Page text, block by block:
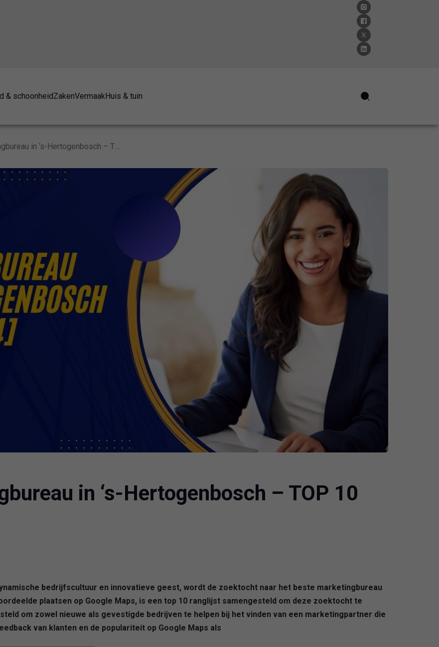
& schoonheidZakenVermaakHuis & tuin
in ‘s-Hertogenbosch – TOP 10
bedrijfscultuur en innovatieve geest, wordt de zoektocht naar het beste marketingbureau
plaatsen op Google Maps, is een top 10 ranglijst samengesteld om deze zoektocht te
om zowel nieuwe als gevestigde bedrijven te helpen bij het vinden van een marketingpartner die
van klanten en de populariteit op Google Maps als